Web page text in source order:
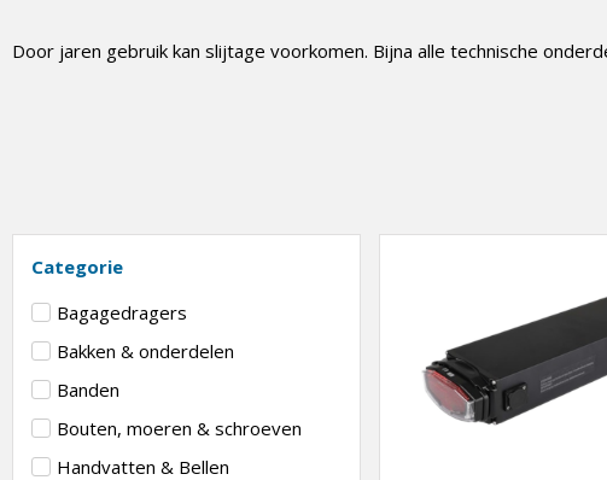
Door jaren gebruik kan slijtage voorkomen. Bijna alle technische
Categorie
Bagagedragers
Bakken & onderdelen
Banden
Bouten, moeren & schroeven
Handvatten & Bellen